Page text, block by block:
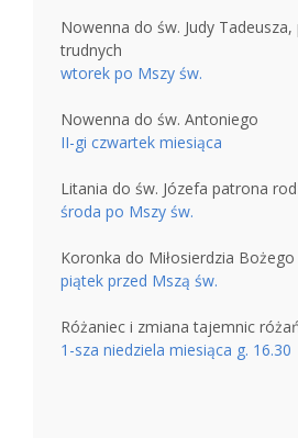
Nowenna do św. Judy
trudnych
wtorek po Mszy św.
Nowenna do św. Antoniego
II-gi czwartek miesiąca
Litania do św. Józefa patrona
środa po Mszy św.
Koronka do Miłosierdzia Bożego
piątek przed Mszą św.
Różaniec i zmiana tajemnic
1-sza niedziela miesiąca g. 16.30